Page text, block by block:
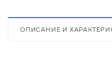
ОПИСАНИЕ И